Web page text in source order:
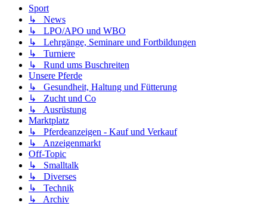
Sport
↳ News
↳ LPO/APO und WBO
↳ Lehrgänge, Seminare und Fortbildungen
↳ Turniere
↳ Rund ums Buschreiten
Unsere Pferde
↳ Gesundheit, Haltung und Fütterung
↳ Zucht und Co
↳ Ausrüstung
Marktplatz
↳ Pferdeanzeigen - Kauf und Verkauf
↳ Anzeigenmarkt
Off-Topic
↳ Smalltalk
↳ Diverses
↳ Technik
↳ Archiv